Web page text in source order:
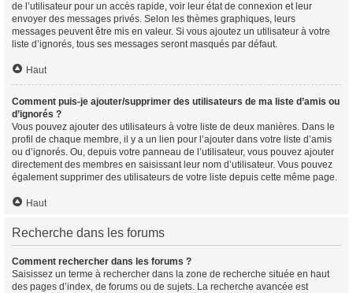
de l’utilisateur pour un accès rapide, voir leur état de connexion et leur
envoyer des messages privés. Selon les thèmes graphiques, leurs
messages peuvent être mis en valeur. Si vous ajoutez un utilisateur à votre
liste d’ignorés, tous ses messages seront masqués par défaut.
Haut
Comment puis-je ajouter/supprimer des utilisateurs de ma liste d’amis ou
d’ignorés ?
Vous pouvez ajouter des utilisateurs à votre liste de deux manières. Dans le
profil de chaque membre, il y a un lien pour l’ajouter dans votre liste d’amis
ou d’ignorés. Ou, depuis votre panneau de l’utilisateur, vous pouvez ajouter
directement des membres en saisissant leur nom d’utilisateur. Vous pouvez
également supprimer des utilisateurs de votre liste depuis cette même page.
Haut
Recherche dans les forums
Comment rechercher dans les forums ?
Saisissez un terme à rechercher dans la zone de recherche située en haut
des pages d’index, de forums ou de sujets. La recherche avancée est